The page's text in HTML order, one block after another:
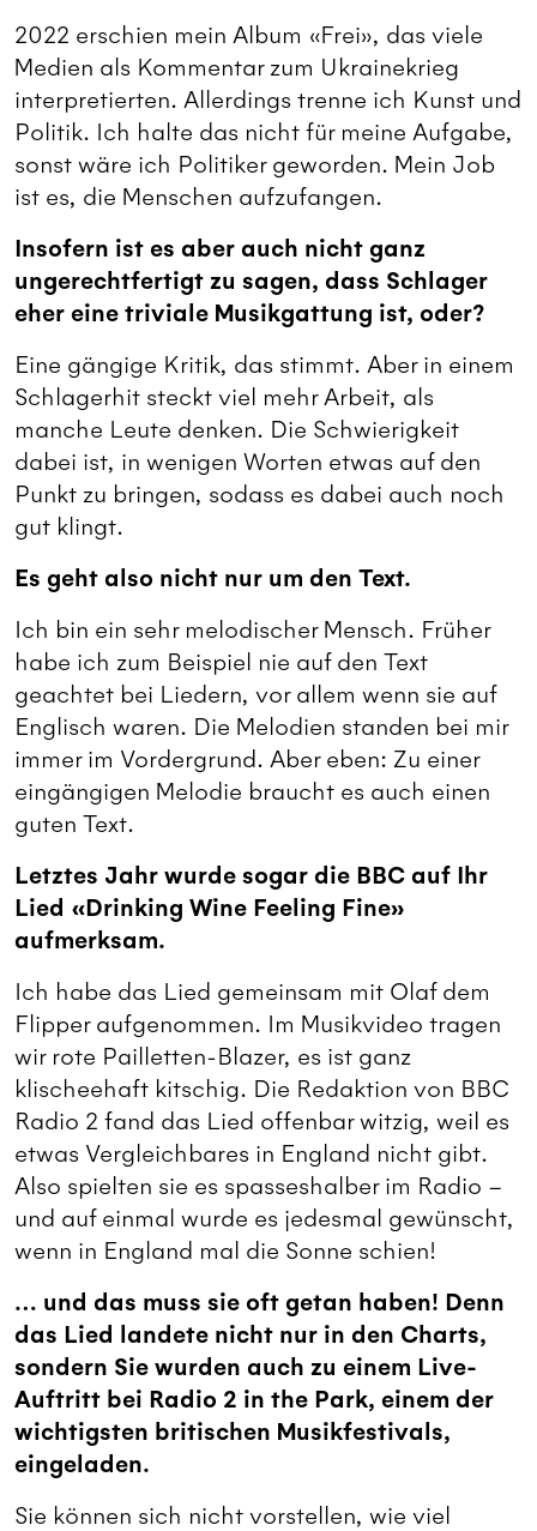
2022 erschien mein Album «Frei», das viele
Medien als Kommentar zum Ukrainekrieg
interpretierten. Allerdings trenne ich Kunst und
Politik. Ich halte das nicht für meine Aufgabe,
sonst wäre ich Politiker geworden. Mein Job
ist es, die Menschen aufzufangen.
Insofern ist es aber auch nicht ganz
ungerechtfertigt zu sagen, dass Schlager
eher eine triviale Musikgattung ist, oder?
Eine gängige Kritik, das stimmt. Aber in einem
Schlagerhit steckt viel mehr Arbeit, als
manche Leute denken. Die Schwierigkeit
dabei ist, in wenigen Worten etwas auf den
Punkt zu bringen, sodass es dabei auch noch
gut klingt.
Es geht also nicht nur um den Text.
Ich bin ein sehr melodischer Mensch. Früher
habe ich zum Beispiel nie auf den Text
geachtet bei Liedern, vor allem wenn sie auf
Englisch waren. Die Melodien standen bei mir
immer im Vordergrund. Aber eben: Zu einer
eingängigen Melodie braucht es auch einen
guten Text.
Letztes Jahr wurde sogar die BBC auf Ihr
Lied «Drinking Wine Feeling Fine»
aufmerksam.
Ich habe das Lied gemeinsam mit Olaf dem
Flipper aufgenommen. Im Musikvideo tragen
wir rote Pailletten-Blazer, es ist ganz
klischeehaft kitschig. Die Redaktion von BBC
Radio 2 fand das Lied offenbar witzig, weil es
etwas Vergleichbares in England nicht gibt.
Also spielten sie es spasseshalber im Radio –
und auf einmal wurde es jedesmal gewünscht,
wenn in England mal die Sonne schien!
… und das muss sie oft getan haben! Denn
das Lied landete nicht nur in den Charts,
sondern Sie wurden auch zu einem Live-
Auftritt bei Radio 2 in the Park, einem der
wichtigsten britischen Musikfestivals,
eingeladen.
Sie können sich nicht vorstellen, wie viel